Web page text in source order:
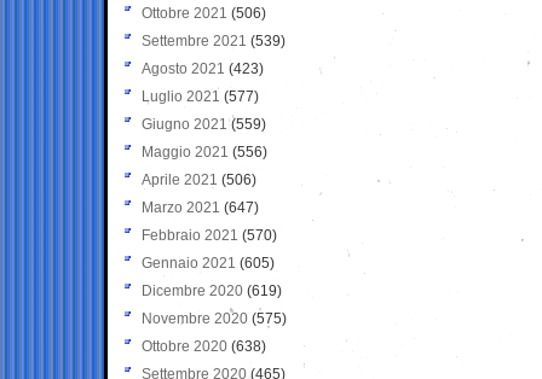
Ottobre 2021 (506)
Settembre 2021 (539)
Agosto 2021 (423)
Luglio 2021 (577)
Giugno 2021(559)
Maggio 2021 (556)
Aprile 2021 (506)
Marzo 2021 (647)
Febbraio 2021 (570)
Gennaio 2021 (605)
Dicembre 2020 (619)
Novembre 2020 (575)
Ottobre 2020 (638)
Settembre 2020(465)